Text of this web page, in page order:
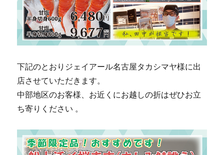
下記のとおりジェイアール名古屋タカシマヤ様に出
店させていただきます。
中部地区のお客様、お近くにお越しの折はぜひお立
ち寄りください 。